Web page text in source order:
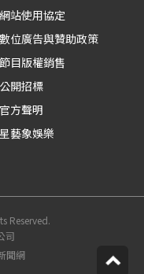
網站使用協定
數位廣告與贊助政策
節目版權銷售
公開招標
官方聲明
星藝象娛樂
Reserved.
司
聞網